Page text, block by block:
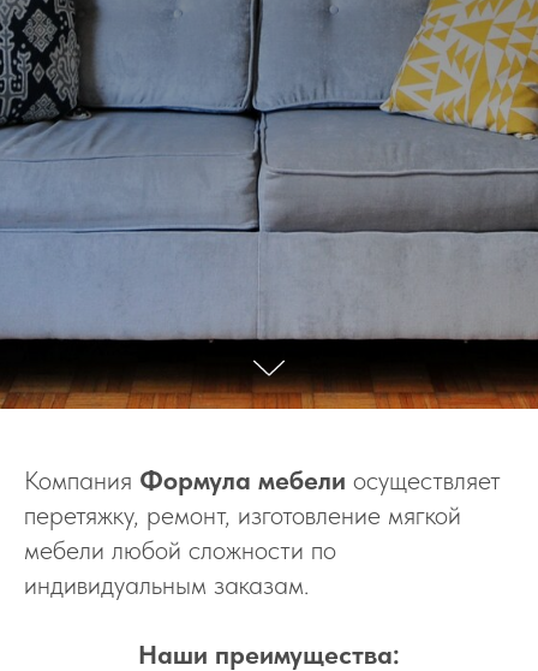
Компания Формула мебели осуществляет
перетяжку, ремонт, изготовление мягкой
мебели любой сложности по
индивидуальным заказам.
Наши преимущества: